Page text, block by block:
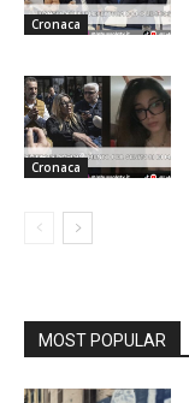
Cronaca
Cronaca
MOST POPULAR